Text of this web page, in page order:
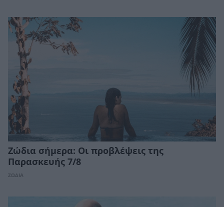
Ζώδια σήμερα: Οι προβλέψεις της
Παρασκευής 7/8
ΖΩΔΙΑ